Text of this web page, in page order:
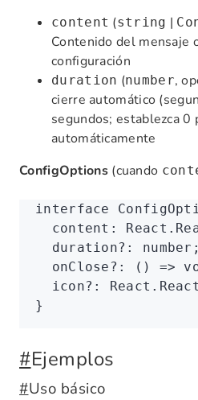
content (string |
Contenido del mensaje
configuración
duration (number,
cierre automático
segundos; establezca 0
automáticamente
ConfigOptions(cuando
interface
  content
: React .
  duration
?: number
  onClose
?: () =>
  icon
?: React .
}
#Ejemplos
#Uso básico